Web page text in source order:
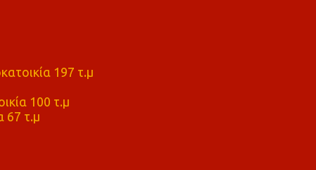
197 τ.μ
100 τ.μ
67 τ.μ